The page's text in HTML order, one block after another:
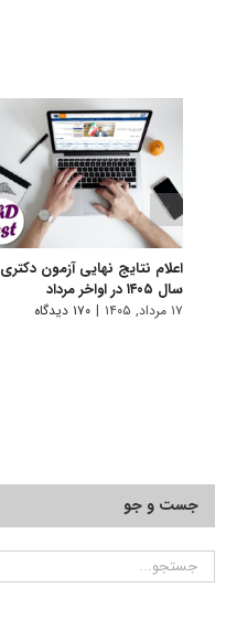
اعلام نتایج نهایی آزمون دکتری
سال ۱۴۰۵ در اواخر مرداد
۱۷ مرداد, ۱۴۰۵ | ۱۷۰ دیدگاه
جست و جو
جستجو